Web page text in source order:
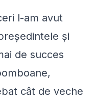
l-am avut
şi
de succes
cât de veche